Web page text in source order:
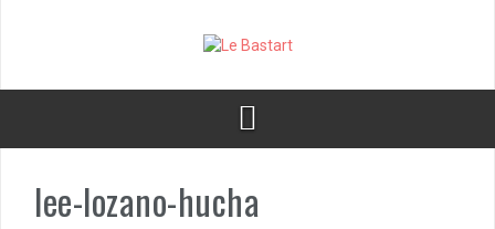
lee-lozano-hucha